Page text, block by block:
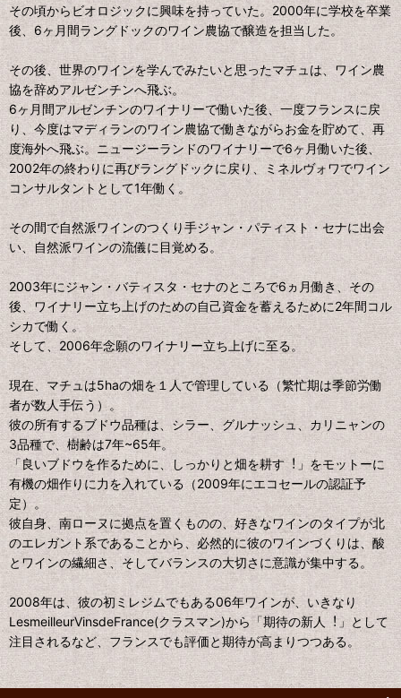
その頃からビオロジックに興味を持っていた。2000年に学校を卒業
後、6ヶ⽉間ラングドックのワイン農協で醸造を担当した。
その後、世界のワインを学んでみたいと思ったマチュは、ワイン農
協を辞めアルゼンチンへ⾶ぶ。
6ヶ⽉間アルゼンチンのワイナリーで働いた後、⼀度フランスに戻
り、今度はマディランのワイン農協で働きながらお⾦を貯めて、再
度海外へ⾶ぶ。ニュージーランドのワイナリーで6ヶ⽉働いた後、
2002年の終わりに再びラングドックに戻り、ミネルヴォワでワイン
コンサルタントとして1年働く。
その間で⾃然派ワインのつくり⼿ジャン・パティスト・セナに出会
い、⾃然派ワインの流儀に⽬覚める。
2003年にジャン・バティスタ・セナのところで6ヵ⽉働き、その
後、ワイナリー⽴ち上げのための⾃⼰資⾦を蓄えるために2年間コル
シカで働く。
そして、2006年念願のワイナリー⽴ち上げに⾄る。
現在、マチュは5haの畑を１⼈で管理している（繁忙期は季節労働
者が数⼈⼿伝う）。
彼の所有するブドウ品種は、シラー、グルナッシュ、カリニャンの
3品種で、樹齢は7年~65年。
「良いブドウを作るために、しっかりと畑を耕す︕」をモットーに
有機の畑作りに⼒を⼊れている（2009年にエコセールの認証予
定）。
彼⾃⾝、南ローヌに拠点を置くものの、好きなワインのタイプが北
のエレガント系であることから、必然的に彼のワインづくりは、酸
とワインの繊細さ、そしてバランスの⼤切さに意識が集中する。
2008年は、彼の初ミレジムでもある06年ワインが、いきなり
LesmeilleurVinsdeFrance(クラスマン)から「期待の新⼈︕」として
注⽬されるなど、フランスでも評価と期待が⾼まりつつある。